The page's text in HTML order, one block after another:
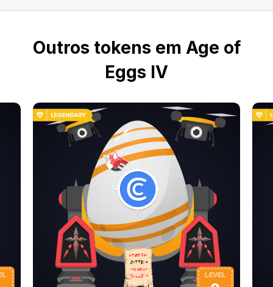
Outros tokens em Age of
Eggs IV